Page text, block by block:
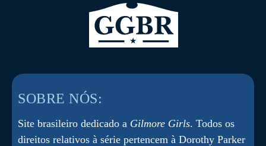
SOBRE NÓS:
Site brasileiro dedicado a Gilmore Girls. Todos os
direitos relativos à série pertencem à Dorothy Parker